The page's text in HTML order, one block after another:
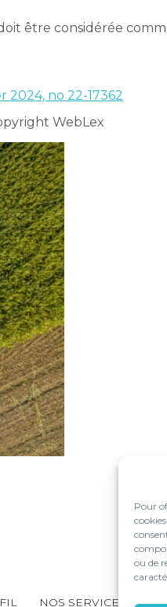
Pour
ou de
être considérée
2024, no 22-17362
WebLex
NOS SERVICES